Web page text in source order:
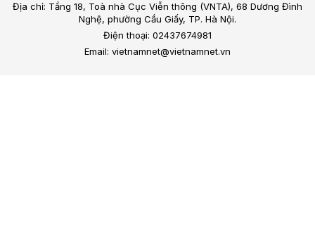
Địa chỉ: Tầng 18, Toà nhà Cục Viễn thông (VNTA), 68 Dương Đình
Nghệ, phường Cầu Giấy, TP. Hà Nội.
Điện thoại: 02437674981
Email: vietnamnet@vietnamnet.vn